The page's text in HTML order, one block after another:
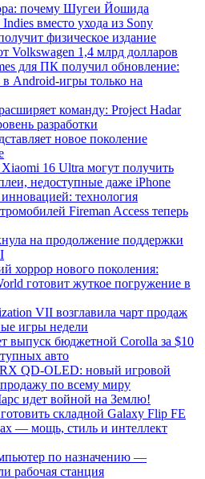
почему Шугеи Йошида
вместо ухода из Sony
физическое издание
Volkswagen 1,4 млрд долларов
для ПК получил обновление:
Android-игры только на
команду: Project Hadar
разработки
новое поколение
16 Ultra могут получить
недоступные даже iPhone
технология
Fireman Access теперь
на продолжение поддержки
хоррор нового поколения:
готовит жуткое погружение в
VII возглавила чарт продаж
игры недели
выпуск бюджетной Corolla за $10
авто
QD-OLED: новый игровой
по всему миру
идет войной на Землю!
складной Galaxy Flip FE
— мощь, стиль и интеллект
по назначению —
рабочая станция